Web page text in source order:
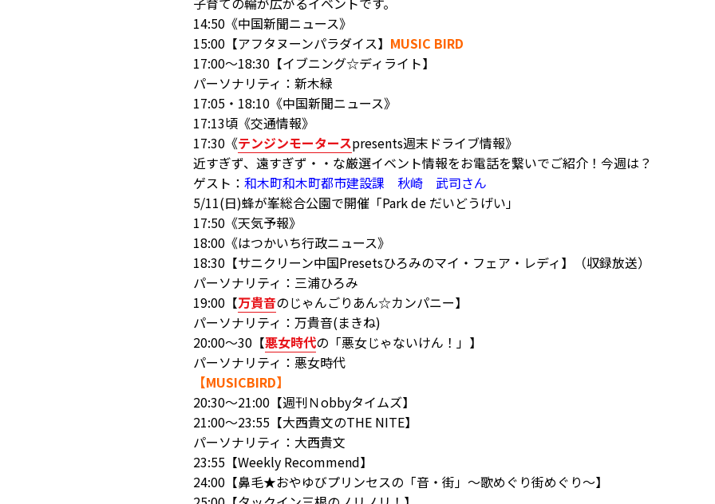
14:50《中国新聞ニュース》
15:00【アフタヌーンパラダイス】 MUSIC BIRD
17:00～18:30【イブニング☆ディライト】
パーソナリティ：新木緑
17:05・18:10《中国新聞ニュース》
17:13頃《交通情報》
17:30《テンジンモータースpresents週末ドライブ情報》
近すぎず、遠すぎず・・な厳選イベント情報をお電話を繋いでご紹介！今週は？
ゲスト： 和木町和木町都市建設課 秋崎 武司さん
5/11(日)蜂が峯総合公園で開催「Park de だいどうげい」
17:50《天気予報》
18:00《はつかいち行政ニュース》
18:30【サニクリーン中国Presetsひろみのマイ・フェア・レディ】（収録放送）
パーソナリティ：三浦ひろみ
19:00【万貴音のじゃんごりあん☆カンパニー】
パーソナリティ：万貴音(まきね)
20:00～30【悪女時代の「悪女じゃないけん！」】
パーソナリティ：悪女時代
【MUSICBIRD】
20:30～21:00【週刊Ｎobbyタイムズ】
21:00～23:55【大西貴文のTHE NITE】
パーソナリティ：大西貴文
23:55【Weekly Recommend】
24:00【鼻毛★おやゆびプリンセスの「音・街」～歌めぐり街めぐり～】